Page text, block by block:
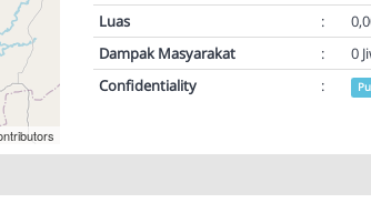
Luas
:
Dampak Masyarakat
:
0
Confidentiality
: